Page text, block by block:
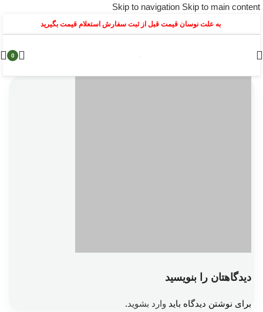
Skip to navigation Skip to main content
به علت نوسان قیمت قبل از ثبت سفارش استعلام قیمت بگیرید
0
دیدگاهتان را بنویسید
برای نوشتن دیدگاه باید وارد بشوید.